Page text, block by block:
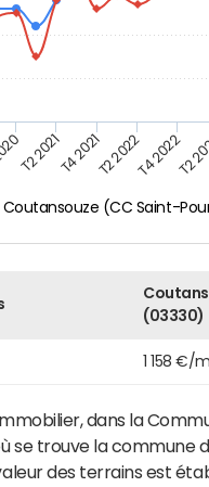
Coutansouze (CC Saint-
T2 2021T4 2021T2 2022T4 2022T2
(03330)
1 158 €/
dans la
se trouve la commune
valeur des terrains est